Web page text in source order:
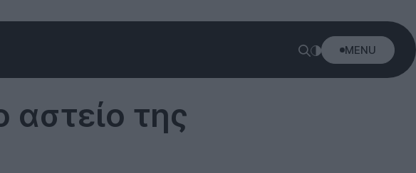
MENU
αστείο της